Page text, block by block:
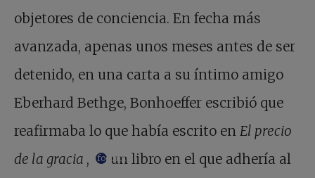
objetores de conciencia. En fecha más
avanzada, apenas unos meses antes de ser
detenido, en una carta a su íntimo amigo
Eberhard Bethge, Bonhoeffer escribió que
reafirmaba lo que había escrito en El precio
de la gracia , footnoteun libro en el que adhería al